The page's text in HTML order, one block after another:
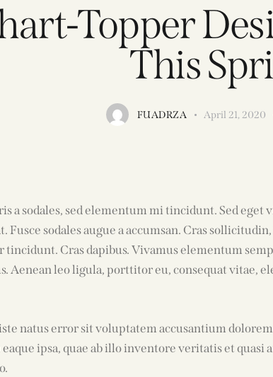
Topper
This
FUADRZA April 21, 2020
a sodales, sed elementum mi tincidunt. Sed eget
Fusce sodales augue a accumsan. Cras
Cras dapibus. Vivamus elementum
Aenean leo ligula, porttitor eu, consequat vitae,
natus error sit voluptatem accusantium
ipsa, quae ab illo inventore veritatis et quasi